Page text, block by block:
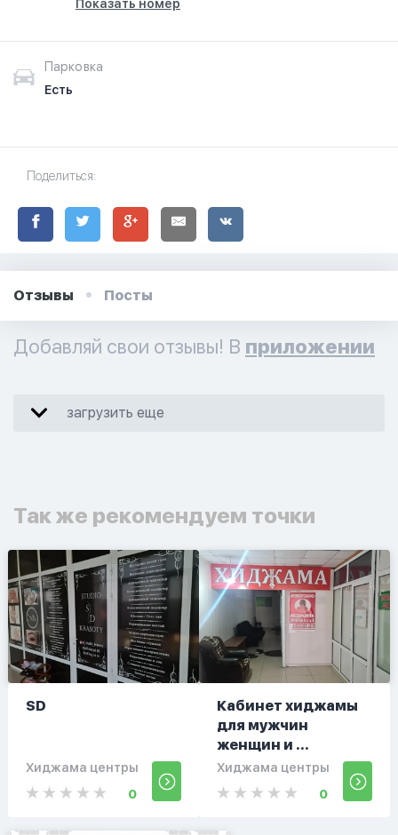
Показать номер
Парковка
Есть
Поделиться:
Отзывы Посты
Добавляй свои отзывы! В приложении
загрузить еще
Так же рекомендуем точки
SD
Хиджама центры
0
Кабинет хиджамы
для мужчин
женщин и ...
Хиджама центры
0